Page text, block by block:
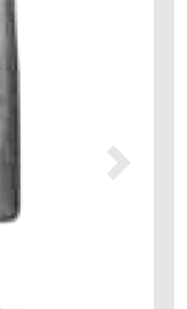
Suivant